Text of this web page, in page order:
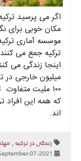
اگر می پرسید
موسسه آماری
ترکیه جمع می
میلیون خارجی در
۱۰۰ ملیت
که همه این افراد
اند.
زندگی در ترکیه ,